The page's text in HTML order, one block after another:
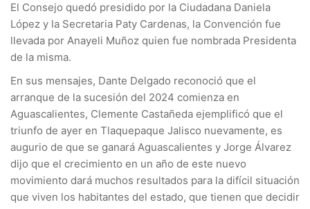
El Consejo quedó presidido por la Ciudadana Daniela
López y la Secretaria Paty Cardenas, la Convención fue
llevada por Anayeli Muñoz quien fue nombrada Presidenta
de la misma.
En sus mensajes, Dante Delgado reconoció que el
arranque de la sucesión del 2024 comienza en
Aguascalientes, Clemente Castañeda ejemplificó que el
triunfo de ayer en Tlaquepaque Jalisco nuevamente, es
augurio de que se ganará Aguascalientes y Jorge Álvarez
dijo que el crecimiento en un año de este nuevo
movimiento dará muchos resultados para la difícil situación
que viven los habitantes del estado, que tienen que decidir